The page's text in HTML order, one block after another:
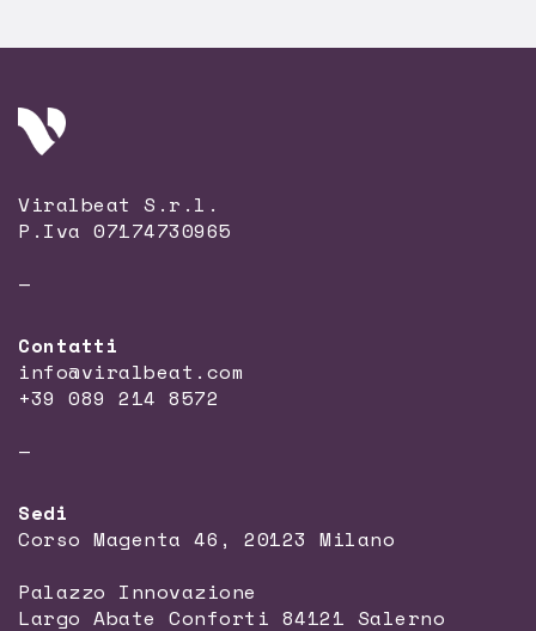
Viralbeat S.r.l.
P.Iva 07174730965
—
Contatti
info@viralbeat.com
+39 089 214 8572
—
Sedi
Corso Magenta 46, 20123 Milano
Palazzo Innovazione
Largo Abate Conforti 84121 Salerno